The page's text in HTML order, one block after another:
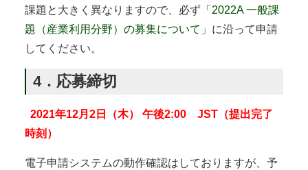
課題と大きく異なりますので、必ず「 2022A 一般課
題（産業利用分野）の募集について 」に沿って申請
してください。
4．応募締切
2021年12月2日（木） 午後2:00 JST（提出完了
時刻）
電子申請システムの動作確認はしておりますが、予